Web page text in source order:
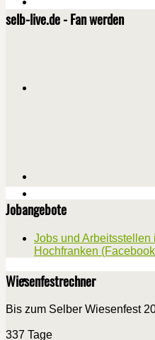
selb-live.de - Fan werden
Jobangebote
Jobs und Arbeitsstellen
Hochfranken
Wiesenfestrechner
Bis zum Selber Wiesenfest
337 Tage